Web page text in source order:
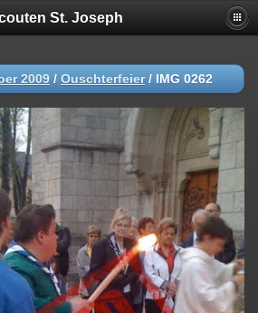
St. Joseph
2009 / Ouschterfeier/ IMG 0262